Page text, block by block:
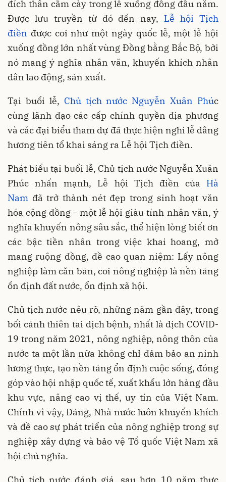
đích thân cầm cày trong lễ xuống đồng đầu năm.
Được lưu truyền từ đó đến nay, Lễ hội Tịch
điền được coi như một ngày quốc lễ, một lễ hội
xuống đồng lớn nhất vùng Đồng bằng Bắc Bộ, bởi
nó mang ý nghĩa nhân văn, khuyến khích nhân
dân lao động, sản xuất.
Tại buổi lễ, Chủ tịch nước Nguyễn Xuân Phúc
cùng lãnh đạo các cấp chính quyền địa phương
và các đại biểu tham dự đã thực hiện nghi lễ dâng
hương tiên tổ khai sáng ra Lễ hội Tịch điền.
Phát biểu tại buổi lễ, Chủ tịch nước Nguyễn Xuân
Phúc nhấn mạnh, Lễ hội Tịch điền của Hà
Nam đã trở thành nét đẹp trong sinh hoạt văn
hóa cộng đồng - một lễ hội giàu tính nhân văn, ý
nghĩa khuyến nông sâu sắc, thể hiện lòng biết ơn
các bậc tiền nhân trong việc khai hoang, mở
mang ruộng đồng, đề cao quan niệm: Lấy nông
nghiệp làm căn bản, coi nông nghiệp là nền tảng
ổn định đất nước, ổn định xã hội.
Chủ tịch nước nêu rõ, những năm gần đây, trong
bối cảnh thiên tai dịch bệnh, nhất là dịch COVID-
19 trong năm 2021, nông nghiệp, nông thôn của
nước ta một lần nữa không chỉ đảm bảo an ninh
lương thực, tạo nền tảng ổn định cuộc sống, đóng
góp vào hội nhập quốc tế, xuất khẩu lớn hàng đầu
khu vực, nâng cao vị thế, uy tín của Việt Nam.
Chính vì vậy, Đảng, Nhà nước luôn khuyến khích
và đề cao sự phát triển của nông nghiệp trong sự
nghiệp xây dựng và bảo vệ Tổ quốc Việt Nam xã
hội chủ nghĩa.